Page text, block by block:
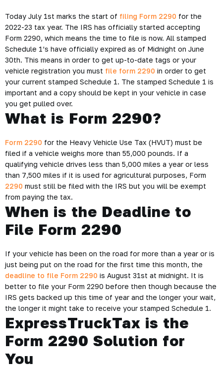
Today July 1st marks the start of filing Form 2290 for the
2022-23 tax year. The IRS has officially started accepting
Form 2290, which means the time to file is now. All stamped
Schedule 1’s have officially expired as of Midnight on June
30th. This means in order to get up-to-date tags or your
vehicle registration you must file form 2290 in order to get
your current stamped Schedule 1. The stamped Schedule 1 is
important and a copy should be kept in your vehicle in case
you get pulled over.
What is Form 2290?
Form 2290 for the Heavy Vehicle Use Tax (HVUT) must be
filed if a vehicle weighs more than 55,000 pounds. If a
qualifying vehicle drives less than 5,000 miles a year or less
than 7,500 miles if it is used for agricultural purposes, Form
2290 must still be filed with the IRS but you will be exempt
from paying the tax.
When is the Deadline to
File Form 2290
If your vehicle has been on the road for more than a year or is
just being put on the road for the first time this month, the
deadline to file Form 2290 is August 31st at midnight. It is
better to file your Form 2290 before then though because the
IRS gets backed up this time of year and the longer your wait,
the longer it might take to receive your stamped Schedule 1.
ExpressTruckTax is the
Form 2290 Solution for
You